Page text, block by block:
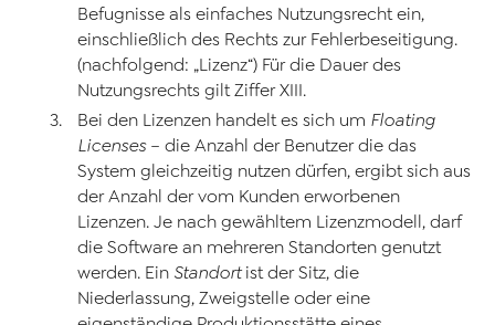
Befugnisse als einfaches Nutzungsrecht ein,
einschließlich des Rechts zur Fehlerbeseitigung.
(nachfolgend: „Lizenz“) Für die Dauer des
Nutzungsrechts gilt Ziffer XIII.
Bei den Lizenzen handelt es sich um Floating
Licenses– die Anzahl der Benutzer die das
System gleichzeitig nutzen dürfen, ergibt sich aus
der Anzahl der vom Kunden erworbenen
Lizenzen. Je nach gewähltem Lizenzmodell, darf
die Software an mehreren Standorten genutzt
werden. Ein Standortist der Sitz, die
Niederlassung, Zweigstelle oder eine